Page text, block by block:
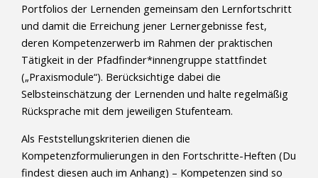
Portfolios der Lernenden gemeinsam den Lernfortschritt
und damit die Erreichung jener Lernergebnisse fest,
deren Kompetenzerwerb im Rahmen der praktischen
Tätigkeit in der Pfadfinder*innengruppe stattfindet
(„Praxismodule“). Berücksichtige dabei die
Selbsteinschätzung der Lernenden und halte regelmäßig
Rücksprache mit dem jeweiligen Stufenteam.
Als Feststellungskriterien dienen die
Kompetenzformulierungen in den Fortschritte-Heften (Du
findest diesen auch im Anhang) – Kompetenzen sind so